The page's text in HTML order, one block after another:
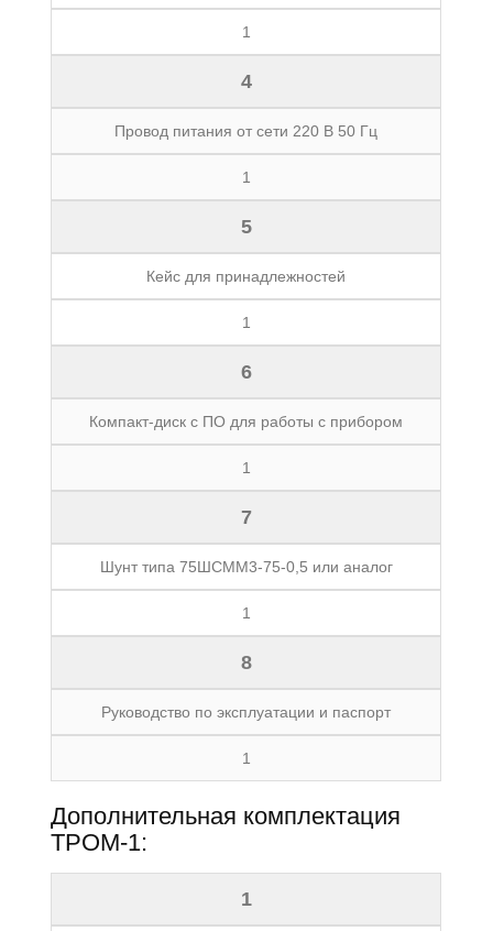
1
4
Провод питания от сети 220 В 50 Гц
1
5
Кейс для принадлежностей
1
6
Компакт-диск с ПО для работы с прибором
1
7
Шунт типа 75ШСММ3-75-0,5 или аналог
1
8
Руководство по эксплуатации и паспорт
1
Дополнительная комплектация
ТРОМ-1:
1